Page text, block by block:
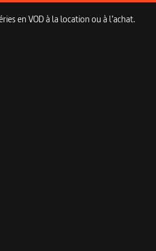
en VOD à la location ou à l’achat.